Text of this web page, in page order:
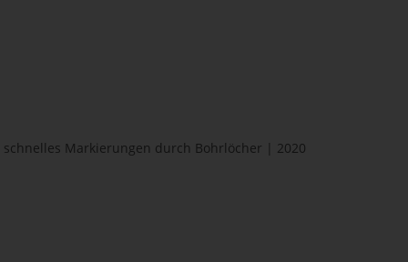
Markierungen durch Bohrlöcher | 2020